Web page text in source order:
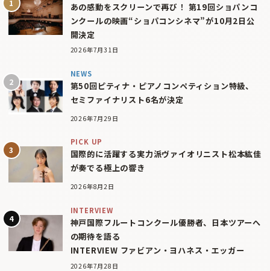
あの感動をスクリーンで再び！ 第19回ショパンコ
ンクールの映画“ショパコンシネマ”が10月2日公
開決定
2026年7月31日
NEWS
第50回ピティナ・ピアノコンペティション特級、
セミファイナリスト6名が決定
2026年7月29日
PICK UP
国際的に活躍する実力派ヴァイオリニスト松本紘佳
が奏でる極上の響き
2026年8月2日
INTERVIEW
神戸国際フルートコンクール優勝者、日本ツアーへ
の期待を語る
INTERVIEW ファビアン・ヨハネス・エッガー
2026年7月28日